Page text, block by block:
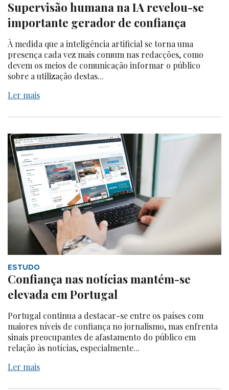
Supervisão humana na IA revelou-se
importante gerador de confiança
À medida que a inteligência artificial se torna uma
presença cada vez mais comum nas redacções, como
devem os meios de comunicação informar o público
sobre a utilização destas...
Ler mais
ESTUDO
Confiança nas notícias mantém-se
elevada em Portugal
Portugal continua a destacar-se entre os países com
maiores níveis de confiança no jornalismo, mas enfrenta
sinais preocupantes de afastamento do público em
relação às notícias, especialmente...
Ler mais